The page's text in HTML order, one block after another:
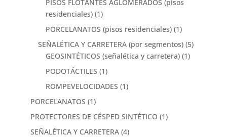
PISOS FLOTANTES AGLOMERADOS (pisos
residenciales) (1)
PORCELANATOS (pisos residenciales) (1)
SEÑALÉTICA Y CARRETERA (por segmentos) (5)
GEOSINTÉTICOS (señalética y carretera) (1)
PODOTÁCTILES (1)
ROMPEVELOCIDADES (1)
PORCELANATOS (1)
PROTECTORES DE CÉSPED SINTÉTICO (1)
SEÑALÉTICA Y CARRETERA (4)